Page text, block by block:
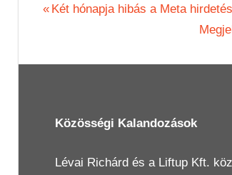
Bejegyzés
Previous
Két hónapja hibás a Meta
Next
Közösségi Kalandozások
Lévai Richárdés a Liftup Kft.